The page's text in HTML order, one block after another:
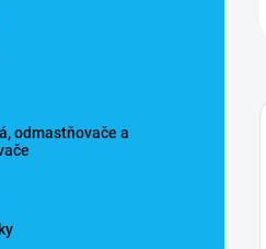
odmastňovače a